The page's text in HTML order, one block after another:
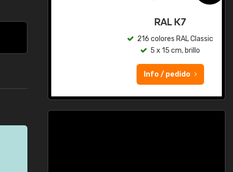
216 colores RAL Classic
5 x 15 cm, brillo
Info / pedido